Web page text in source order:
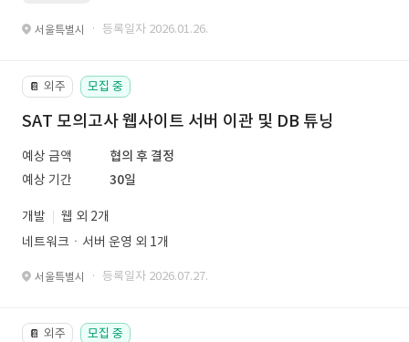
서울특별시 · 등록일자 2026.01.26.
📔 외주 모집 중
SAT 모의고사 웹사이트 서버 이관 및 DB 튜닝
예상 금액
협의 후 결정
예상 기간
30일
개발
웹 외 2개
네트워크ㆍ서버 운영 외 1개
서울특별시 · 등록일자 2026.07.27.
📔 외주 모집 중